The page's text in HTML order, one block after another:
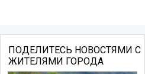
ПОДЕЛИТЕСЬ НОВОСТЯМИ С
ЖИТЕЛЯМИ ГОРОДА